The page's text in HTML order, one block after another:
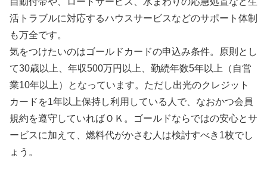
活トラブルに対応するハウスサービスなどのサポート体制
も万全です。
気をつけたいのはゴールドカードの申込み条件。原則とし
て30歳以上、年収500万円以上、勤続年数5年以上（自営
業10年以上）となっています。ただし出光のクレジット
カードを1年以上保持し利用している人で、なおかつ会員
規約を遵守していればＯＫ。ゴールドならではの安心とサ
ービスに加えて、燃料代がかさむ人は検討すべき1枚でし
ょう。